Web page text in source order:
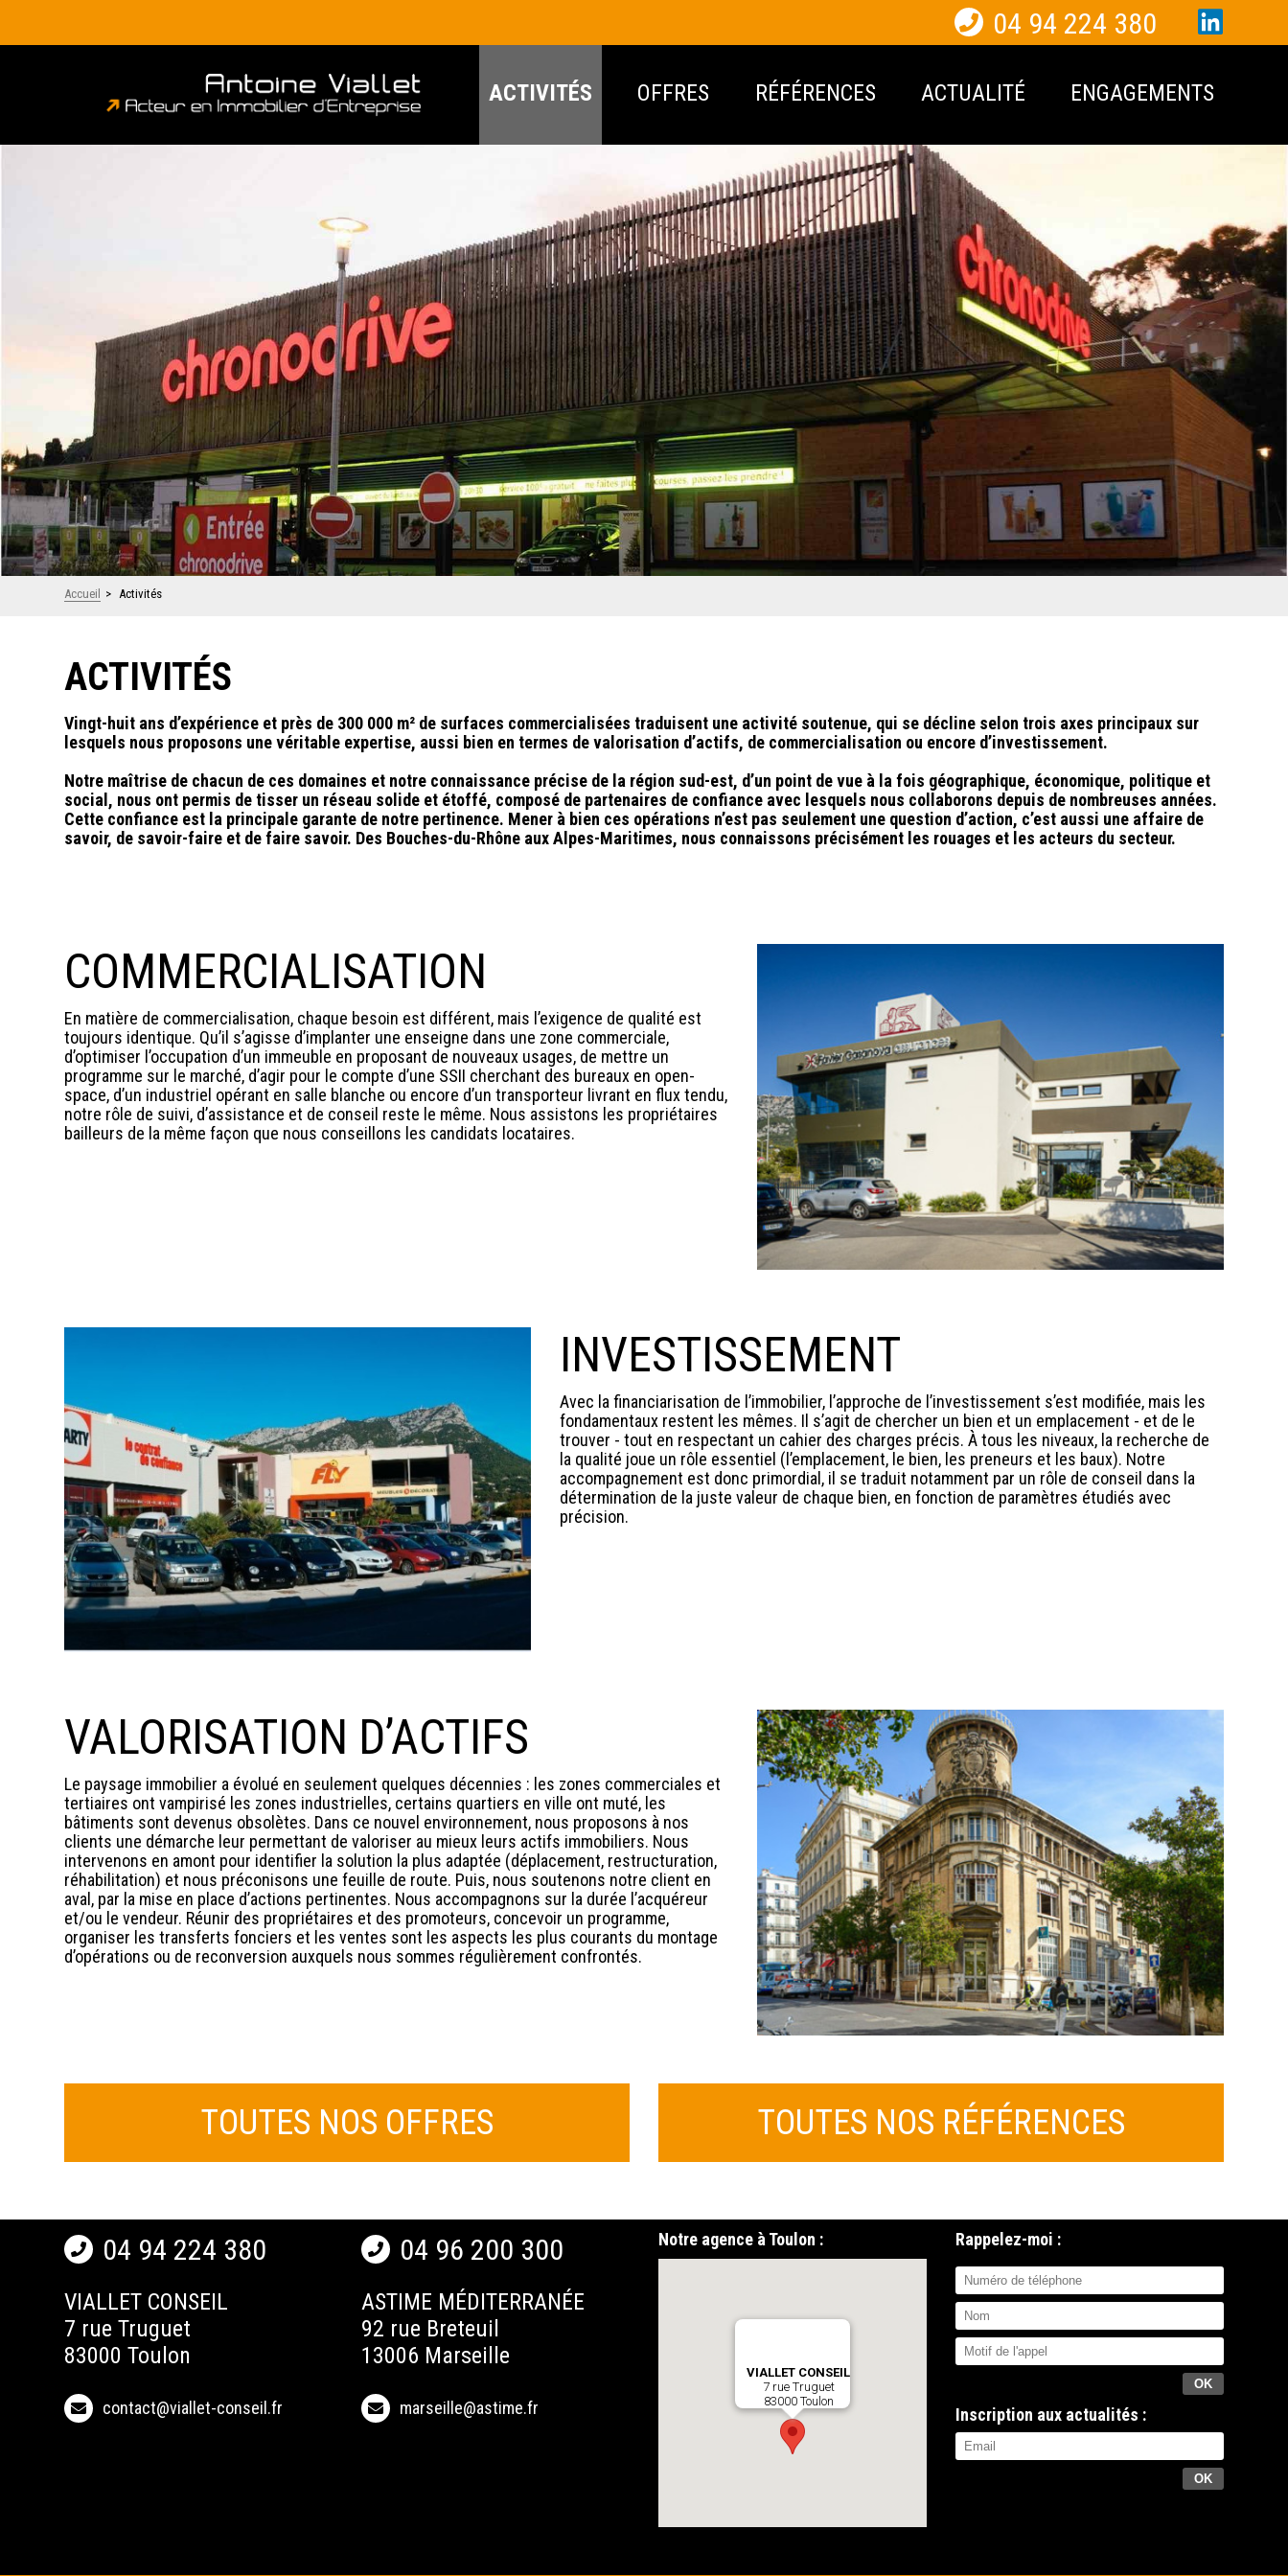
04 94 224 380
ACTIVITÉS OFFRES RÉFÉRENCES ACTUALITÉ ENGAGEMENTS
Accueil > Activités
ACTIVITÉS
Vingt-huit ans d’expérience et près de 300 000 m² de surfaces commercialisées traduisent une activité soutenue, qui se décline selon trois axes principaux sur
lesquels nous proposons une véritable expertise, aussi bien en termes devalorisation d’actifs, de commercialisation ou encore d’investissement.
Notre maîtrise de chacun de ces domaines et notre connaissance précise de la région sud-est, d’un point de vue à la fois géographique, économique, politique et
social, nous ont permis de tisser un réseau solide et étoffé, composé de partenaires de confiance avec lesquels nous collaborons depuis de nombreuses années.
Cette confiance est la principale garante de notre pertinence. Mener à bien ces opérations n’est pas seulement une question d’action, c’est aussi une affaire de
savoir, de savoir-faire et de faire savoir. Des Bouches-du-Rhône aux Alpes-Maritimes, nous connaissons précisément les rouages et les acteurs du secteur.
COMMERCIALISATION
En matière de commercialisation, chaque besoin est différent, mais l’exigence de qualité est
toujours identique. Qu’il s’agisse d’implanter une enseigne dans une zone commerciale,
d’optimiser l’occupation d’un immeuble en proposant de nouveaux usages, de mettre un
programme sur le marché, d’agir pour le compte d’une SSII cherchant des bureaux en open-
space, d’un industriel opérant en salle blanche ou encore d’un transporteur livrant en flux tendu,
notre rôle de suivi, d’assistance et de conseil reste le même. Nous assistons les propriétaires
bailleurs de la même façon que nous conseillons les candidats locataires.
INVESTISSEMENT
Avec la financiarisation de l’immobilier, l’approche de l’investissement s’est modifiée, mais les
fondamentaux restent les mêmes. Il s’agit de chercher un bien et un emplacement - et de le
trouver - tout en respectant un cahier des charges précis. À tous les niveaux, la recherche de
la qualité joue un rôle essentiel (l’emplacement, le bien, les preneurs et les baux). Notre
accompagnement est donc primordial, il se traduit notamment par un rôle de conseil dans la
détermination de la juste valeur de chaque bien, en fonction de paramètres étudiés avec
précision.
VALORISATION D’ACTIFS
Le paysage immobilier a évolué en seulement quelques décennies : les zones commerciales et
tertiaires ont vampirisé les zones industrielles, certains quartiers en ville ont muté, les
bâtiments sont devenus obsolètes. Dans ce nouvel environnement, nous proposons à nos
clients une démarche leur permettant de valoriser au mieux leurs actifs immobiliers. Nous
intervenons en amont pour identifier la solution la plus adaptée (déplacement, restructuration,
réhabilitation) et nous préconisons une feuille de route. Puis, nous soutenons notre client en
aval, par la mise en place d’actions pertinentes. Nous accompagnons sur la durée l’acquéreur
et/ou le vendeur. Réunir des propriétaires et des promoteurs, concevoir un programme,
organiser les transferts fonciers et les ventes sont les aspects les plus courants du montage
d’opérations ou de reconversion auxquels nous sommes régulièrement confrontés.
TOUTES NOS OFFRES TOUTES NOS RÉFÉRENCES
04 94 224 380
VIALLET CONSEIL
7 rue Truguet
83000 Toulon
contact@viallet-conseil.fr
04 96 200 300
ASTIME MÉDITERRANÉE
92 rue Breteuil
13006 Marseille
marseille@astime.fr
Notre agence à Toulon :
VIALLET CONSEIL
7 rue Truguet
83000 Toulon
Rappelez-moi :
Inscription aux actualités :
OK